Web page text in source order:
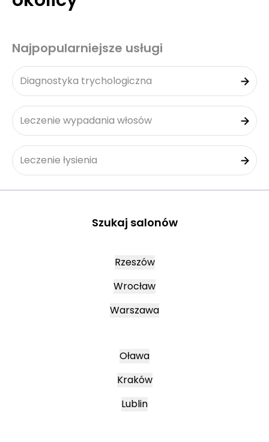
Najpopularniejsze usługi
Diagnostyka trychologiczna
Leczenie wypadania włosów
Leczenie łysienia
Szukaj salonów
Rzeszów
Wrocław
Warszawa
Oława
Kraków
Lublin